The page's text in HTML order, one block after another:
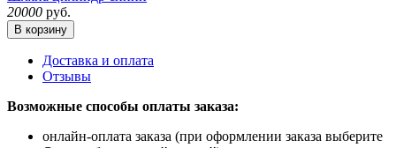
20000 руб.
В корзину
Доставка и оплата
Отзывы
Возможные способы оплаты заказа:
онлайн-оплата заказа (при оформлении заказа выберите